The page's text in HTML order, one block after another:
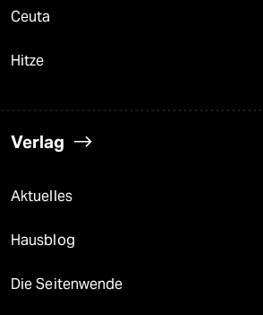
Ceuta
Hitze
Verlag
Aktuelles
Hausblog
Die Seitenwende